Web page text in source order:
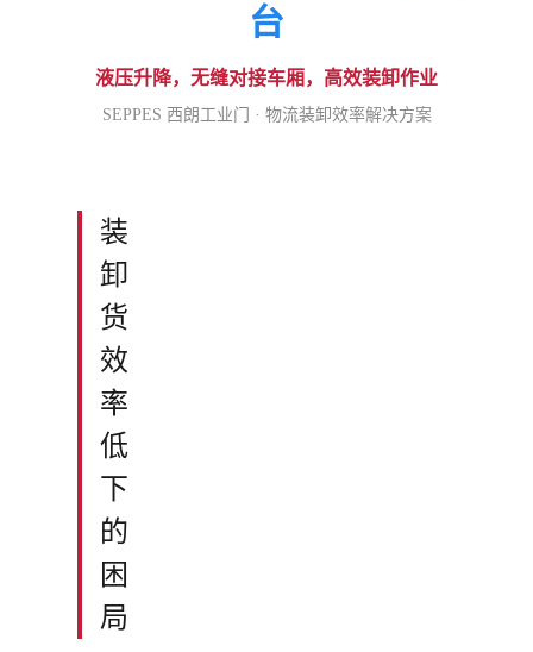
台
液压升降，无缝对接车厢，高效装卸作业
SEPPES 西朗工业门 · 物流装卸效率解决方案
装
卸
货
效
率
低
下
的
困
局